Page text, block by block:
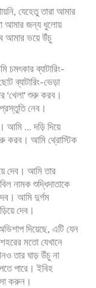
যেহেতু তারা আমার
আমার জন্য ধুলোয়
আমার ভয়ে উঁচু
চমৎকার ব্যাটারিং-
ব্যাটারিং-ভেড়া
'খেলা' শুরু করব।
নেব।
আমি ... দড়ি দিয়ে
করব। আমি থ্রোস্টিক
দেব। আমি তার
নামক শুদ্ধিদাতাকে
আমি দুর্গম
দেব।
দিয়েছে, এটি যেন
মতো যেখানে
তার ঘাড় উঁচু না
পারে। ইবিহ
করুন।